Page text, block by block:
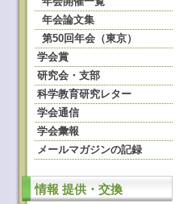
年会論文集
第50回年会（東京）
学会賞
研究会・支部
科学教育研究レター
学会通信
学会彙報
メールマガジンの記録
情報 提供・交換